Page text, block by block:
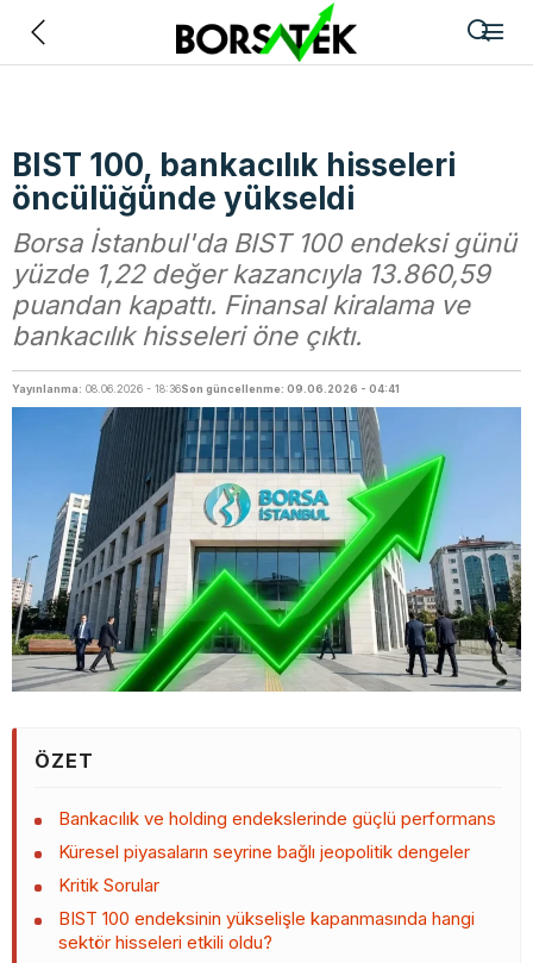
BIST 100, bankacılık hisseleri
öncülüğünde yükseldi
Borsa İstanbul'da BIST 100 endeksi günü
yüzde 1,22 değer kazancıyla 13.860,59
puandan kapattı. Finansal kiralama ve
bankacılık hisseleri öne çıktı.
Yayınlanma: 08.06.2026 - 18:36Son güncellenme: 09.06.2026 - 04:41
ÖZET
Bankacılık ve holding endekslerinde güçlü performans
Küresel piyasaların seyrine bağlı jeopolitik dengeler
Kritik Sorular
BIST 100 endeksinin yükselişle kapanmasında hangi
sektör hisseleri etkili oldu?